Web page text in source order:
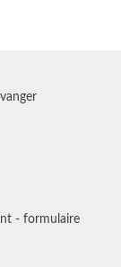
- formulaire